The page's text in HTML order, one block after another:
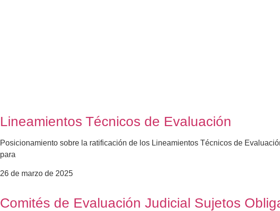
Lineamientos Técnicos de Evaluación
Posicionamiento sobre la ratificación de los Lineamientos Técnicos de
para
26 de marzo de 2025
Comités de Evaluación Judicial Sujetos